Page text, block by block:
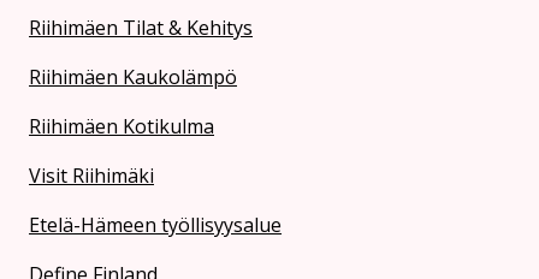
Riihimäen Tilat & Kehitys
Riihimäen Kaukolämpö
Riihimäen Kotikulma
Visit Riihimäki
Etelä-Hämeen työllisyysalue